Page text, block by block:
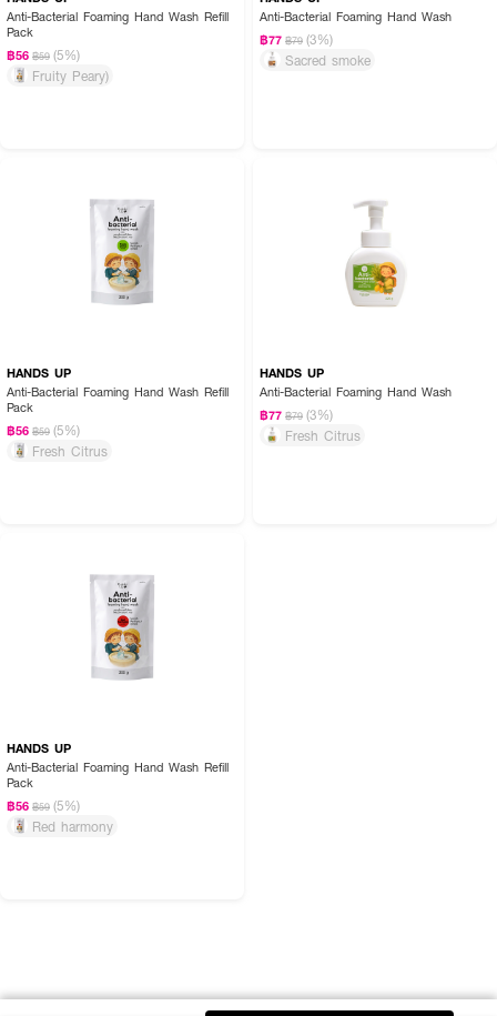
Anti-Bacterial Foaming Hand Wash Refill
Pack
฿56 ฿59 (5%)
Fruity Peary)
Anti-Bacterial Foaming Hand Wash
฿77 ฿79 (3%)
Sacred smoke
HANDS UP
Anti-Bacterial Foaming Hand Wash Refill
Pack
฿56 ฿59 (5%)
Fresh Citrus
HANDS UP
Anti-Bacterial Foaming Hand Wash
฿77 ฿79 (3%)
Fresh Citrus
HANDS UP
Anti-Bacterial Foaming Hand Wash Refill
Pack
฿56 ฿59 (5%)
Red harmony